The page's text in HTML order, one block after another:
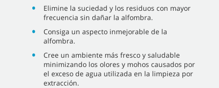
Elimine la suciedad y los residuos con mayor
frecuencia sin dañar la alfombra.
Consiga un aspecto inmejorable de la
alfombra.
Cree un ambiente más fresco y saludable
minimizando los olores y mohos causados por
el exceso de agua utilizada en la limpieza por
extracción.